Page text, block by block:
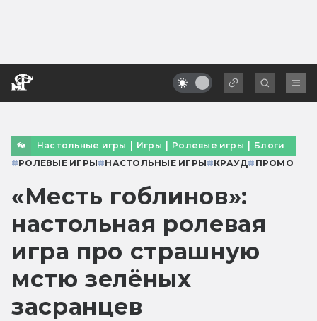
Настольные игры | Игры | Ролевые игры | Блоги
#РОЛЕВЫЕ ИГРЫ#НАСТОЛЬНЫЕ ИГРЫ#КРАУД# ПРОМО
«Месть гоблинов»:
настольная ролевая
игра про страшную
мстю зелёных
засранцев